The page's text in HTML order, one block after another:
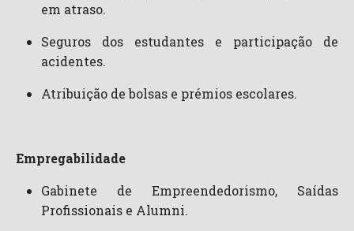
em atraso.
Seguros dos estudantes e participação de
acidentes.
Atribuição de bolsas e prémios escolares.
Empregabilidade
Gabinete de Empreendedorismo, Saídas
Profissionais e Alumni.